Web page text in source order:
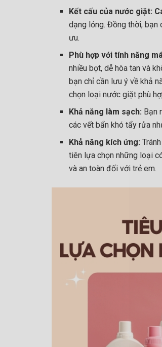
Kết cấu của nước giặt:
dạng lỏng. Đồng thời,
ưu.
Phù hợp với tính năng
nhiều bọt, dễ hòa tan và
bạn chỉ cần lưu ý về khả
chọn loại nước giặt phù
Khả năng làm sạch: Bạn
các vết bẩn khó tẩy rửa
Khả năng kích ứng:
tiên lựa chọn những loại
và an toàn đối với trẻ em.